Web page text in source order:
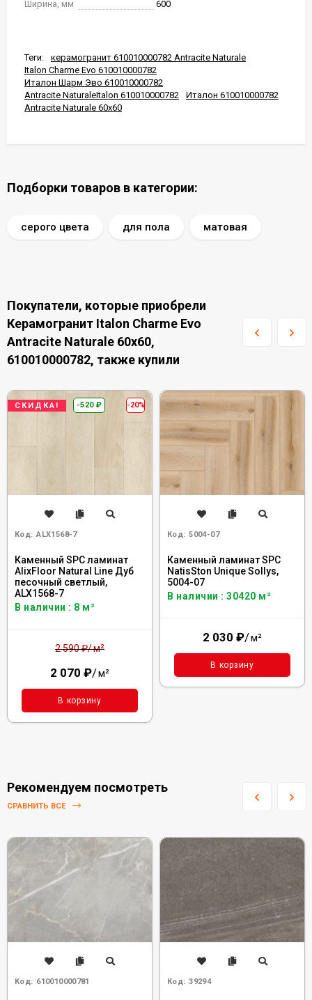
Ширина, мм 600
Теги:
керамогранит 610010000782 Antracite Naturale
Italon Charme Evo 610010000782
Италон Шарм Эво 610010000782
Antracite NaturaleItalon 610010000782
Италон 610010000782
Antracite Naturale 60x60
Подборки товаров в категории:
серого цвета для пола матовая
Покупатели, которые приобрели
Керамогранит Italon Charme Evo
Antracite Naturale 60x60,
610010000782, также купили
СКИДКА! -520 ₽ -20%
Код: ALX1568-7
Каменный SPC ламинат
AlixFloor Natural Line Дуб
песочный светлый,
ALX1568-7
В наличии : 8 м²
2 590₽/м²
2 070 ₽/м²
В корзину
Код: 5004-07
Каменный ламинат SPC
NatisSton Unique Sollys,
5004-07
В наличии : 30420 м²
2 030 ₽/м²
В корзину
Рекомендуем посмотреть
СРАВНИТЬ ВСЕ
Код: 610010000781 Код: 39294